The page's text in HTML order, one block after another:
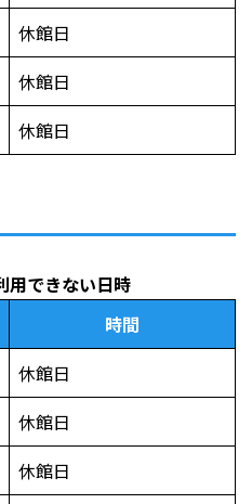
休館日
休館日
休館日
用できない日時
時間
休館日
休館日
休館日